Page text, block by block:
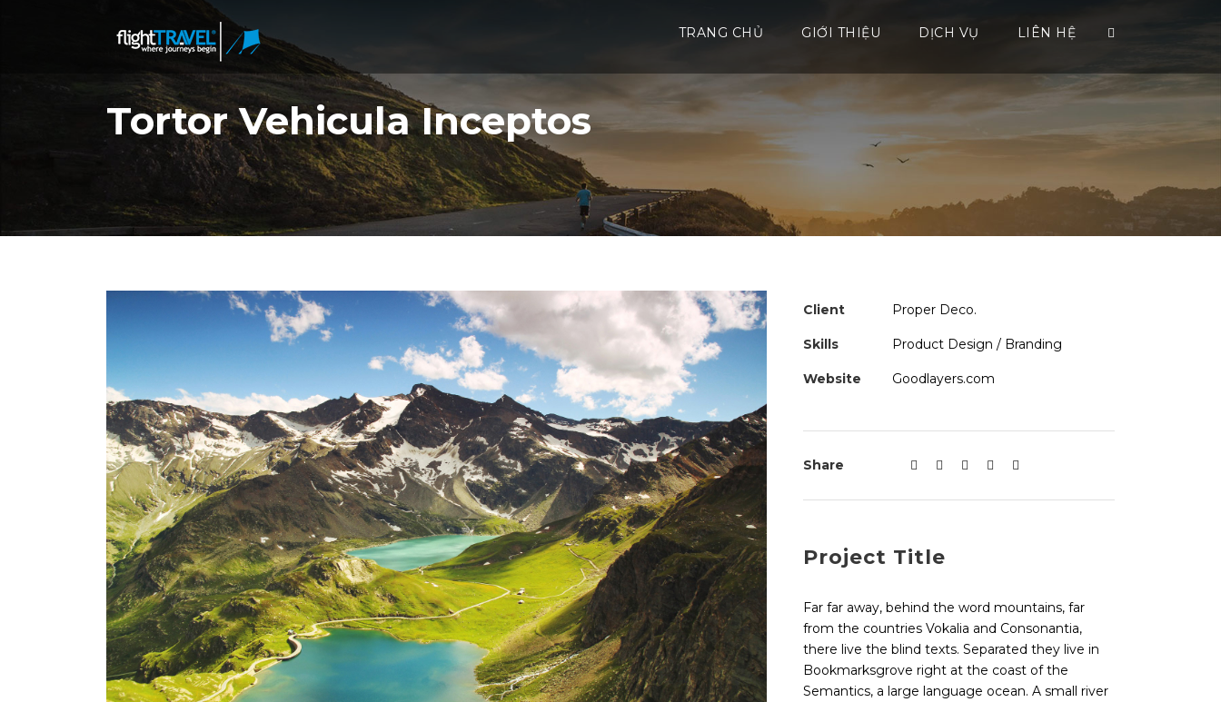
TRANG CHỦ GIỚI THIỆU DỊCH VỤ LIÊN HỆ
Tortor Vehicula Inceptos
Client Proper Deco.
Skills Product Design / Branding
Website Goodlayers.com
Share
Project Title
Far far away, behind the word mountains, far
from the countries Vokalia and Consonantia,
there live the blind texts. Separated they live in
Bookmarksgrove right at the coast of the
Semantics, a large language ocean. A small river